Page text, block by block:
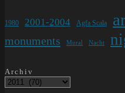
1980 2001-2004 Agfa Scala
monuments Mural Nacht
Archiv